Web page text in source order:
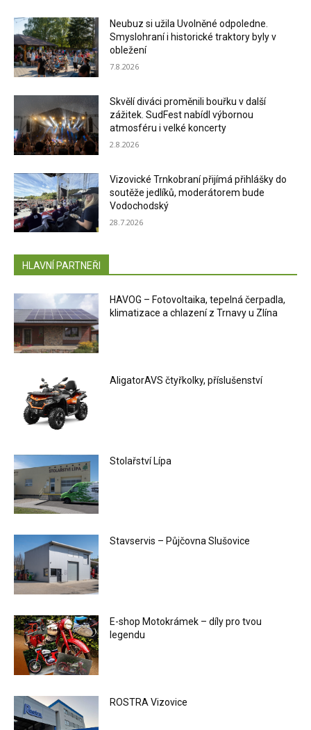
Neubuz si užila Uvolněné odpoledne.
Smyslohraní i historické traktory byly v
obležení
7.8.2026
Skvělí diváci proměnili bouřku v další
zážitek. SudFest nabídl výbornou
atmosféru i velké koncerty
2.8.2026
Vizovické Trnkobraní přijímá přihlášky do
soutěže jedlíků, moderátorem bude
Vodochodský
28.7.2026
HLAVNÍ PARTNEŘI
HAVOG – Fotovoltaika, tepelná čerpadla,
klimatizace a chlazení z Trnavy u Zlína
AligatorAVS čtyřkolky, příslušenství
Stolařství Lípa
Stavservis – Půjčovna Slušovice
E-shop Motokrámek – díly pro tvou
legendu
ROSTRA Vizovice